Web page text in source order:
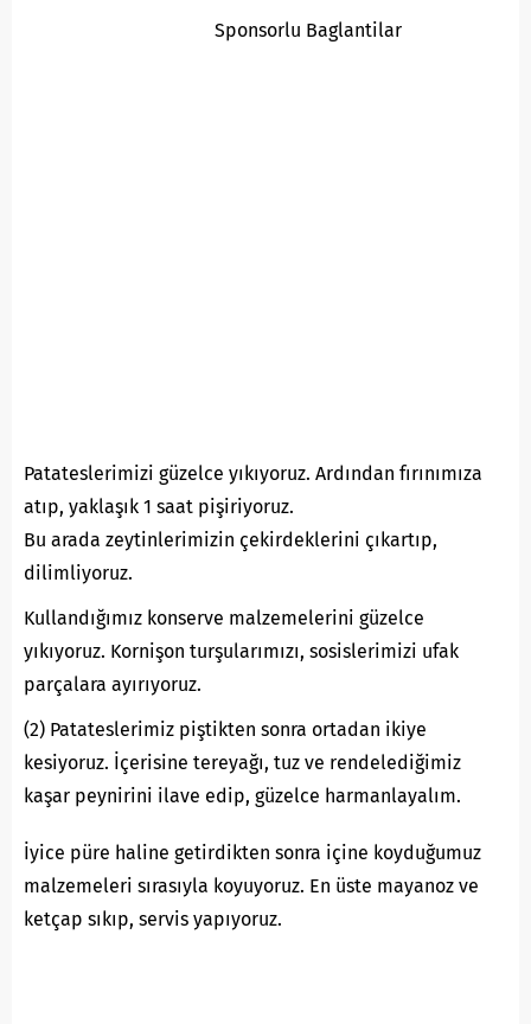
Sponsorlu Baglantilar
Patateslerimizi güzelce yıkıyoruz. Ardından fırınımıza
atıp, yaklaşık 1 saat pişiriyoruz.
Bu arada zeytinlerimizin çekirdeklerini çıkartıp,
dilimliyoruz.
Kullandığımız konserve malzemelerini güzelce
yıkıyoruz. Kornişon turşularımızı, sosislerimizi ufak
parçalara ayırıyoruz.
(2) Patateslerimiz piştikten sonra ortadan ikiye
kesiyoruz. İçerisine tereyağı, tuz ve rendelediğimiz
kaşar peynirini ilave edip, güzelce harmanlayalım.
İyice püre haline getirdikten sonra içine koyduğumuz
malzemeleri sırasıyla koyuyoruz. En üste mayanoz ve
ketçap sıkıp, servis yapıyoruz.